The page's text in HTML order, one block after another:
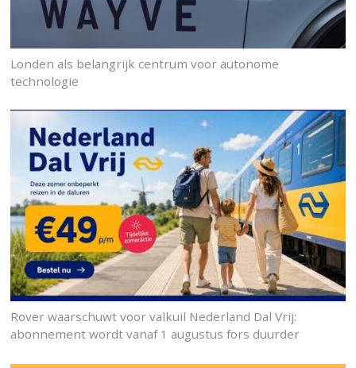
Londen als belangrijk centrum voor autonome
technologie
Rover waarschuwt voor valkuil Nederland Dal Vrij:
abonnement wordt vanaf 1 augustus fors duurder